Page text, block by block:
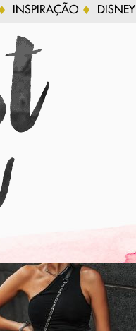
INSPIRAÇÃO DISNEY